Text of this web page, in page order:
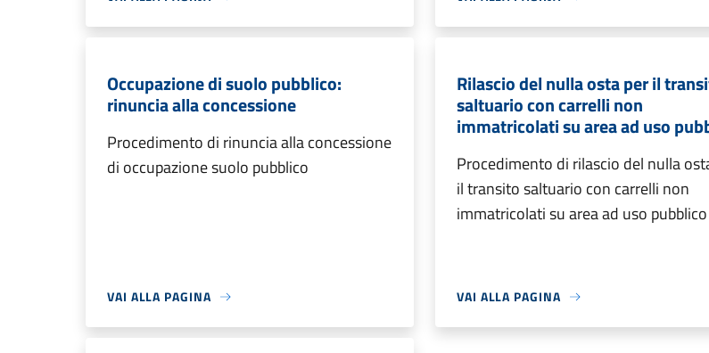
Occupazione di suolo pubblico:
rinuncia alla concessione
Procedimento di rinuncia alla concessione
di occupazione suolo pubblico
VAI ALLA PAGINA
Rilascio del nulla osta per il
saltuario con carrelli non
immatricolati su area ad uso
Procedimento di rilascio del nulla
il transito saltuario con carrelli non
immatricolati su area ad uso pubblico
VAI ALLA PAGINA